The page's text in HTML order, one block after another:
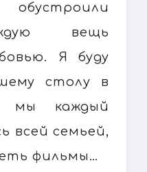
обустроили
вещь
Я буду
столу в
мы каждый
всей семьей,
фильмы…